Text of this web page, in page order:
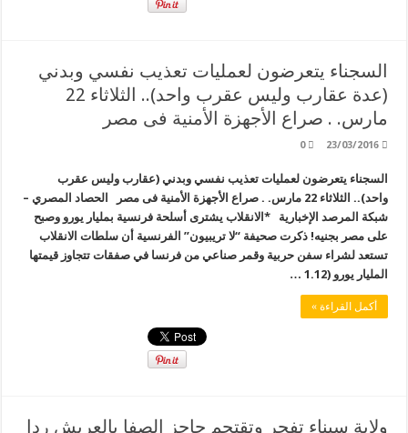
السجناء يتعرضون لعمليات تعذيب نفسي وبدني
(عدة عقارب وليس عقرب واحد).. الثلاثاء 22
مارس. . صراع الأجهزة الأمنية فى مصر
23/03/2016
0
السجناء يتعرضون لعمليات تعذيب نفسي وبدني (عقارب وليس عقرب
واحد).. الثلاثاء 22 مارس. . صراع الأجهزة الأمنية فى مصر الحصاد المصري –
شبكة المرصد الإخبارية *الانقلاب يشترى أسلحة فرنسية بمليار يورو وصبح
على مصر بجنيه! ذكرت صحيفة “لا تريبيون” الفرنسية أن سلطات الانقلاب
تستعد لشراء سفن حربية وقمر صناعي من فرنسا في صفقات تتجاوز قيمتها
المليار يورو (1.12 …
أكمل القراءة »
ولاية سيناء تفجر وتقتحم حاجز الصفا بالعريش ردا